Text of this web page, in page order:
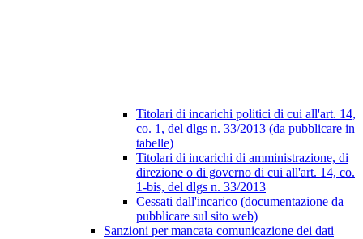
Titolari di incarichi politici di cui all'art. 14,
co. 1, del dlgs n. 33/2013 (da pubblicare in
tabelle)
Titolari di incarichi di amministrazione, di
direzione o di governo di cui all'art. 14, co.
1-bis, del dlgs n. 33/2013
Cessati dall'incarico (documentazione da
pubblicare sul sito web)
Sanzioni per mancata comunicazione dei dati